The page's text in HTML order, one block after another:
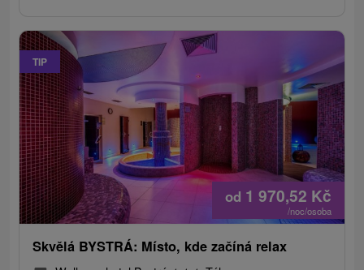
TIP
od 1 970,52 Kč
/noc/osoba
Skvělá BYSTRÁ: Místo, kde začíná relax